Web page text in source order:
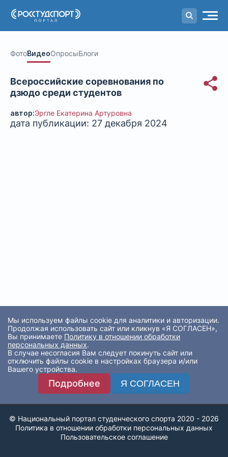
Порталстуденческого спорта
ФотоВидеоОпросыБлоги
Всероссийские соревнования по
дзюдо среди студентов
автор:Эргле Екатерина Артуровна
дата публикации: 27 декабря 2024
Мы используем файлы cookie для аналитики и авторизации.
Продолжая использовать сайт или кликнув «Я СОГЛАСЕН»,
Вы принимаете Политику в отношении обработки
персональных данных.
В случае несогласия Вам следует покинуть сайт или
отключить файлы cookie в настройках браузера и/или
Вашего устройства.
Подробнее Я СОГЛАСЕН
Политика в отношении обработки персональных данных
Пользовательское соглашение
© Национальный портал студенческого спорта 2020 - 2026